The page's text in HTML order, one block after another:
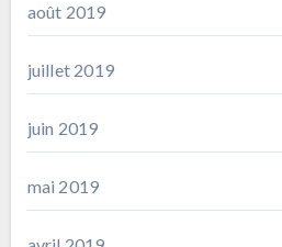
août 2019
juillet 2019
juin 2019
mai 2019